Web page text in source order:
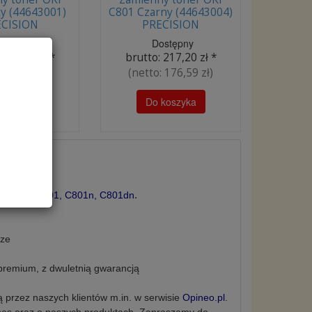
(44643001)
*
C801 Czarny (44643004)
PRECISION
Dostępny
brutto: 217,20 zł*
(netto: 176,59 zł)
Do koszyka
Oki C801, C801n, C801dn.
z dwuletnią gwarancją
przez naszych klientów m.in. w serwisieOpineo.pl